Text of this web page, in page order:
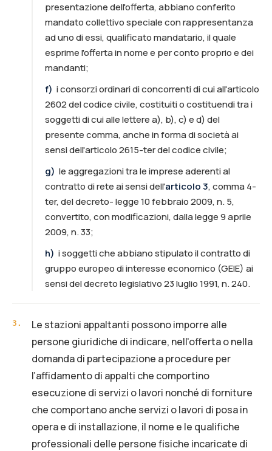
presentazione dell'offerta, abbiano conferito
mandato collettivo speciale con rappresentanza
ad uno di essi, qualificato mandatario, il quale
esprime l'offerta in nome e per conto proprio e dei
mandanti;
f) i consorzi ordinari di concorrenti di cui all'articolo
2602 del codice civile, costituiti o costituendi tra i
soggetti di cui alle lettere a), b), c) e d) del
presente comma, anche in forma di società ai
sensi dell'articolo 2615-ter del codice civile;
g) le aggregazioni tra le imprese aderenti al
contratto di rete ai sensi dell'articolo 3, comma 4-
ter, del decreto- legge 10 febbraio 2009, n. 5,
convertito, con modificazioni, dalla legge 9 aprile
2009, n. 33;
h) i soggetti che abbiano stipulato il contratto di
gruppo europeo di interesse economico (GEIE) ai
sensi del decreto legislativo 23 luglio 1991, n. 240.
3 .
Le stazioni appaltanti possono imporre alle
persone giuridiche di indicare, nell'offerta o nella
domanda di partecipazione a procedure per
l’affidamento di appalti che comportino
esecuzione di servizi o lavori nonché di forniture
che comportano anche servizi o lavori di posa in
opera e di installazione, il nome e le qualifiche
professionali delle persone fisiche incaricate di